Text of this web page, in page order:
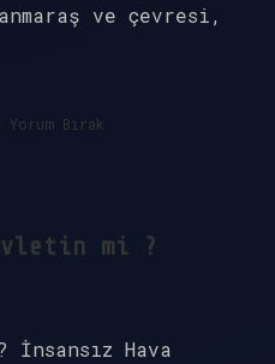
ve çevresi,
Yorum Bırak
mi ?
Hava